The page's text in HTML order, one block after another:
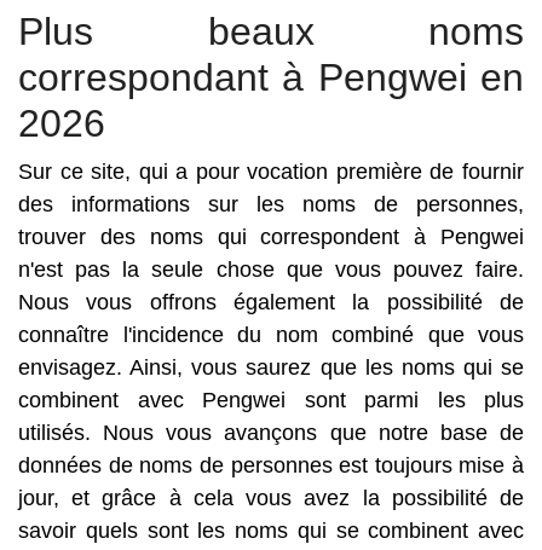
Plus beaux noms
correspondant à Pengwei en
2026
Sur ce site, qui a pour vocation première de fournir
des informations sur les noms de personnes,
trouver des noms qui correspondent à Pengwei
n'est pas la seule chose que vous pouvez faire.
Nous vous offrons également la possibilité de
connaître l'incidence du nom combiné que vous
envisagez. Ainsi, vous saurez que les noms qui se
combinent avec Pengwei sont parmi les plus
utilisés. Nous vous avançons que notre base de
données de noms de personnes est toujours mise à
jour, et grâce à cela vous avez la possibilité de
savoir quels sont les noms qui se combinent avec